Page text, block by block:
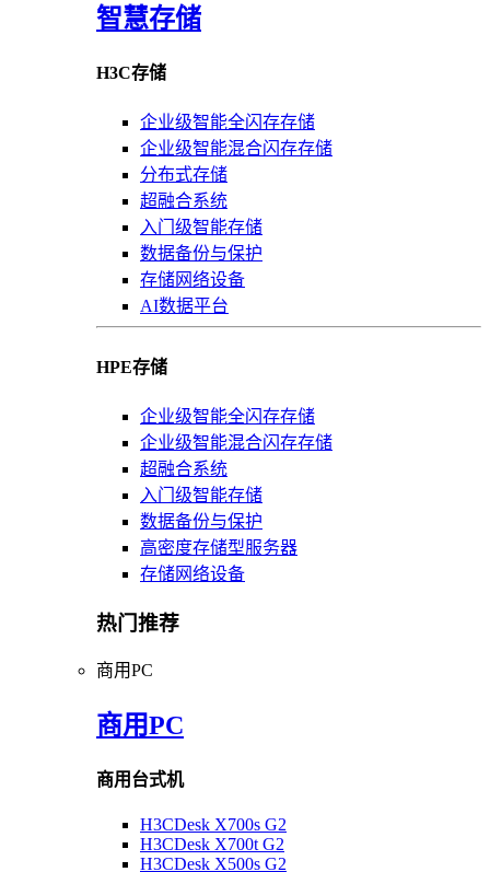
智慧存储
H3C存储
企业级智能全闪存存储
企业级智能混合闪存存储
分布式存储
超融合系统
入门级智能存储
数据备份与保护
存储网络设备
AI数据平台
HPE存储
企业级智能全闪存存储
企业级智能混合闪存存储
超融合系统
入门级智能存储
数据备份与保护
高密度存储型服务器
存储网络设备
热门推荐
商用PC
商用PC
商用台式机
H3CDesk X700s G2
H3CDesk X700t G2
H3CDesk X500s G2